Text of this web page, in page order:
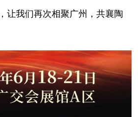
让我们再次相聚广州，共襄陶